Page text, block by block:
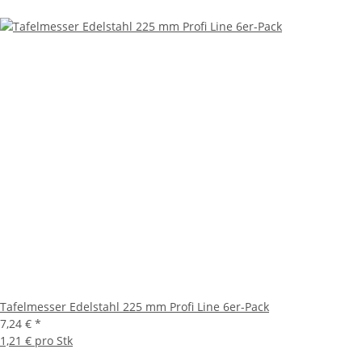
Tafelmesser Edelstahl 225 mm Profi Line 6er-Pack
7,24 € *
1,21 € pro Stk